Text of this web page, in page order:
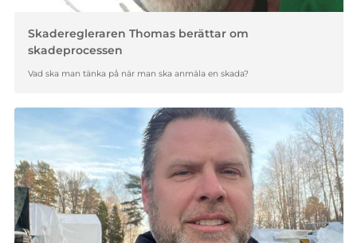
Skaderegleraren Thomas berättar om
skadeprocessen
Vad ska man tänka på när man ska anmäla en skada?